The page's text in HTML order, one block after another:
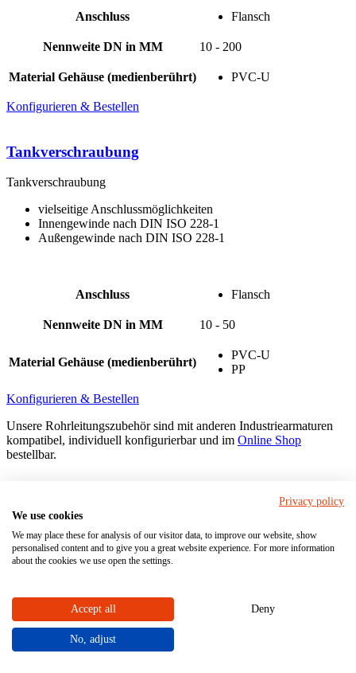
Anschluss Flansch
Nennweite DN in MM 10 - 200
Material Gehäuse (medienberührt) PVC-U
Konfigurieren & Bestellen
Tankverschraubung
Tankverschraubung
vielseitige Anschlussmöglichkeiten
Innengewinde nach DIN ISO 228-1
Außengewinde nach DIN ISO 228-1
Anschluss Flansch
Nennweite DN in MM 10 - 50
Material Gehäuse (medienberührt)
PVC-U
PP
Konfigurieren & Bestellen
Unsere Rohrleitungszubehör sind mit anderen Industriearmaturen
kompatibel, individuell konfigurierbar und im Online Shop
bestellbar.
Einzigartige Interaktionen im virtuellen Showroom
Erkunden Sie im virtuellen Showroom die Vielfalt unserer und
Industriearmaturen und Kreiselpumpen. Entweder allein oder ein
Interaktionen mit einem Funktionsmodell
Branchenlösungen für die Industrie
Per 3D-Animationen in die Kreiselpumpen blicken
Privacy policy
We use cookies
We may place these for analysis of our visitor data, to improve our website, show
personalised content and to give you a great website experience. For more information
about the cookies we use open the settings.
Accept all Deny
No, adjust